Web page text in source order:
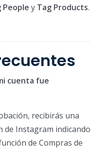
People y Tag Products.
cuenta fue
recibirás una
de Instagram indicando
de Compras de